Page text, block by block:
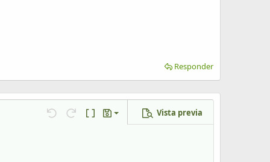
Responder
DeshacerRehacerCambiar a código BB
Borradores
Guardar borrador
Vista previa